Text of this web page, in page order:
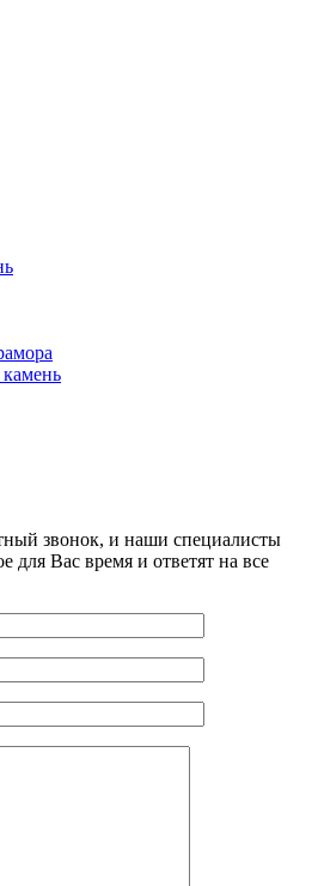
звонок, и наши специалисты
для Вас время и ответят на все